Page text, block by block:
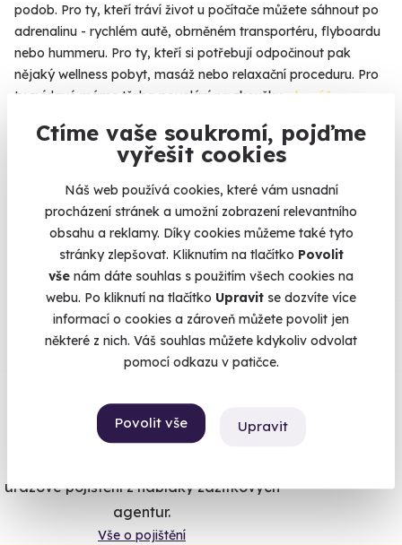
Ctíme vaše soukromí, pojďme
vyřešit cookies
Náš web používá cookies, které vám usnadní
procházení stránek a umožní zobrazení relevantního
obsahu a reklamy. Díky cookies můžeme také tyto
stránky zlepšovat. Kliknutím na tlačítko Povolit
vše nám dáte souhlas s použitím všech cookies na
webu. Po kliknutí na tlačítko Upravit se dozvíte více
informací o cookies a zároveň můžete povolit jen
některé z nich. Váš souhlas můžete kdykoliv odvolat
pomocí odkazu v patičce.
Povolit vše Upravit
podob. Pro ty, kteří tráví život u počítače můžete sáhnout po
adrenalinu - rychlém autě, obrněném transportéru, flyboardu
nebo hummeru. Pro ty, kteří si potřebují odpočinout pak
nějaký wellness pobyt, masáž nebo relaxační proceduru. Pro
ty zvídavé máme třeba povolání na zkoušku - kovářem
dárky pro chlapy, tak máte z čeho vybírat. Více
heureka.cz máme
96% spokojenost zákazníků.
Co si o nás myslí
Zobraz ohlasy
Vše umíme pojistit
úrazové pojištění z nabídky zážitkových
agentur.
Vše o pojištění